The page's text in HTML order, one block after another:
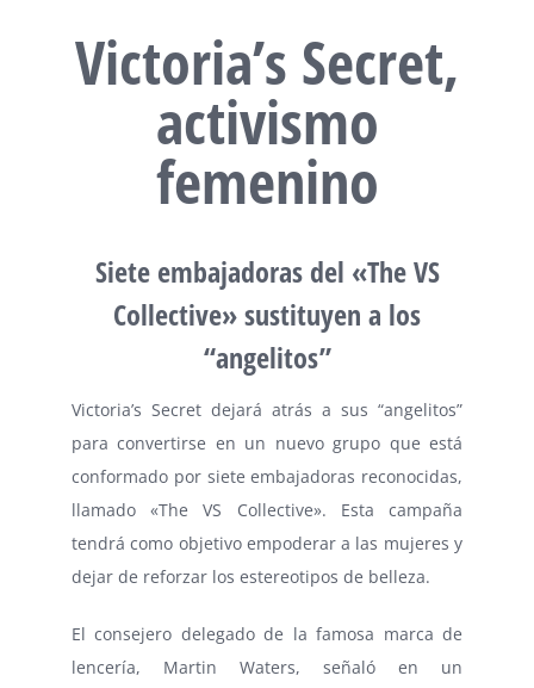
Victoria’s Secret,
activismo
femenino
Siete embajadoras del «The VS
Collective» sustituyen a los
“angelitos”
Victoria’s Secret dejará atrás a sus “angelitos”
para convertirse en un nuevo grupo que está
conformado por siete embajadoras reconocidas,
llamado «The VS Collective». Esta campaña
tendrá como objetivo empoderar a las mujeres y
dejar de reforzar los estereotipos de belleza.
El consejero delegado de la famosa marca de
lencería, Martin Waters, señaló en un